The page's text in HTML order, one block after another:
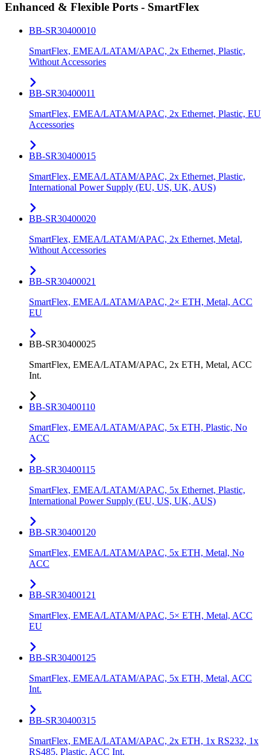
Enhanced & Flexible Ports - SmartFlex
BB-SR30400010
SmartFlex, EMEA/LATAM/APAC, 2x Ethernet, Plastic,
Without Accessories
BB-SR30400011
SmartFlex, EMEA/LATAM/APAC, 2x Ethernet, Plastic, EU
Accessories
BB-SR30400015
SmartFlex, EMEA/LATAM/APAC, 2x Ethernet, Plastic,
International Power Supply (EU, US, UK, AUS)
BB-SR30400020
SmartFlex, EMEA/LATAM/APAC, 2x Ethernet, Metal,
Without Accessories
BB-SR30400021
SmartFlex, EMEA/LATAM/APAC, 2× ETH, Metal, ACC
EU
BB-SR30400025
SmartFlex, EMEA/LATAM/APAC, 2x ETH, Metal, ACC
Int.
BB-SR30400110
SmartFlex, EMEA/LATAM/APAC, 5x ETH, Plastic, No
ACC
BB-SR30400115
SmartFlex, EMEA/LATAM/APAC, 5x Ethernet, Plastic,
International Power Supply (EU, US, UK, AUS)
BB-SR30400120
SmartFlex, EMEA/LATAM/APAC, 5x ETH, Metal, No
ACC
BB-SR30400121
SmartFlex, EMEA/LATAM/APAC, 5× ETH, Metal, ACC
EU
BB-SR30400125
SmartFlex, EMEA/LATAM/APAC, 5x ETH, Metal, ACC
Int.
BB-SR30400315
SmartFlex, EMEA/LATAM/APAC, 2x ETH, 1x RS232, 1x
RS485, Plastic, ACC Int.